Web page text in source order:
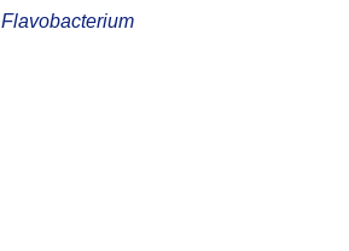
Flavobacterium